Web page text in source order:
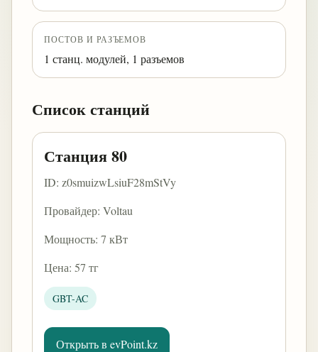
ПОСТОВ И РАЗЪЕМОВ
1 станц. модулей, 1 разъемов
Список станций
Станция 80
ID: z0smuizwLsiuF28mStVy
Провайдер: Voltau
Мощность: 7 кВт
Цена: 57 тг
GBT-AC
Открыть в evPoint.kz